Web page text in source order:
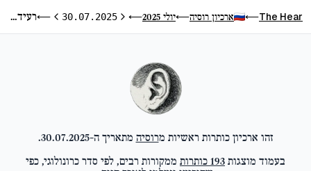
The Hear
⟵ ארכיון רוסיה⟵יולי 2025 ⟵היום הקודם
30.07.2025 היום הבא
⟵ רעידת אדמה באוקיינוס השקט, מכסים באוקיינוס האטלנטי
זהו ארכיון כותרות ראשיות מרוסיה מתאריך ה-30.07.2025
.
בעמוד מוצגות 193 כותרות ממקורות רבים, לפי סדר כרונולוגי, כפי